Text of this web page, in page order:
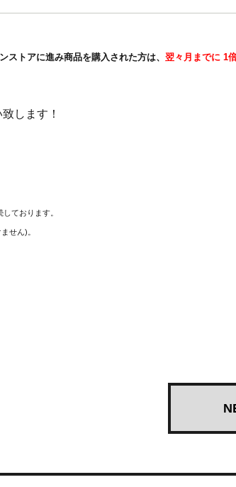
ストアに進み商品を購入された方は、 翌々月までに 1
します！
ております。
せん)。